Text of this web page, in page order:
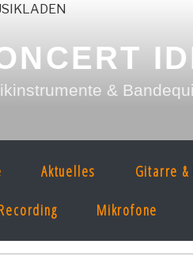
&
Aktuelles Gitarre &
Mikrofone